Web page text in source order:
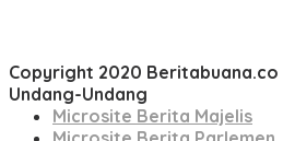
Copyright 2020 Beritabuana.co
Undang-Undang
Microsite Berita Majelis